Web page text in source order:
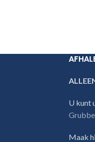
U kunt
Maak